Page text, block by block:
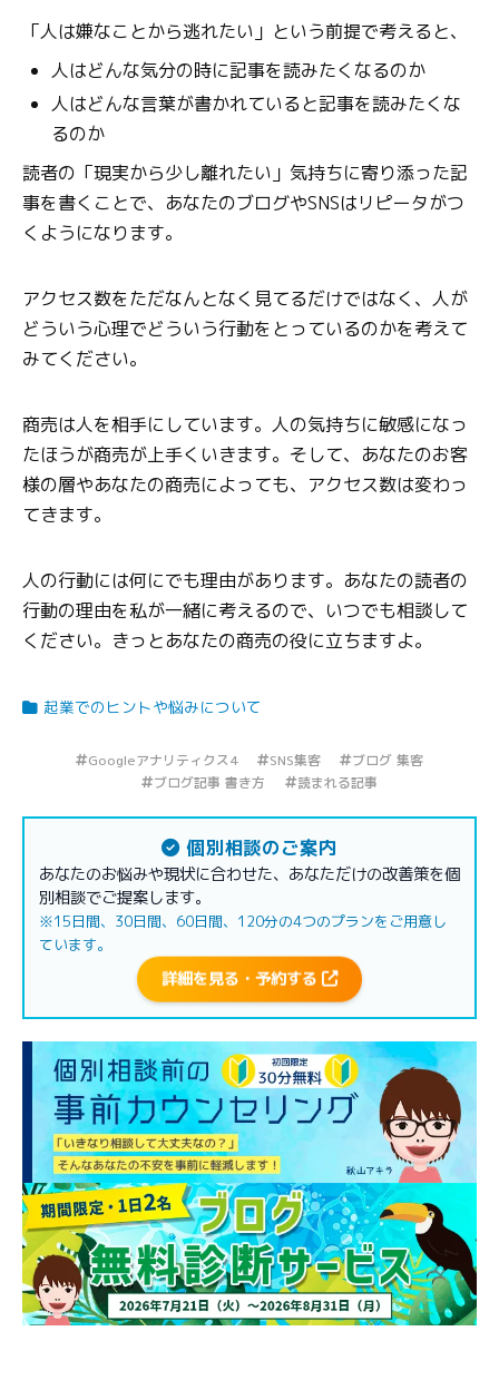
「人は嫌なことから逃れたい」という前提で考えると、
人はどんな気分の時に記事を読みたくなるのか
人はどんな言葉が書かれていると記事を読みたくな
るのか
読者の「現実から少し離れたい」気持ちに寄り添った記
事を書くことで、あなたのブログやSNSはリピータがつ
くようになります。
アクセス数をただなんとなく見てるだけではなく、人が
どういう心理でどういう行動をとっているのかを考えて
みてください。
商売は人を相手にしています。人の気持ちに敏感になっ
たほうが商売が上手くいきます。そして、あなたのお客
様の層やあなたの商売によっても、アクセス数は変わっ
てきます。
人の行動には何にでも理由があります。あなたの読者の
行動の理由を私が一緒に考えるので、いつでも相談して
ください。きっとあなたの商売の役に立ちますよ。
起業でのヒントや悩みについて
Googleアナリティクス4 SNS集客
ブログ 集客
ブログ記事 書き方
読まれる記事
個別相談のご案内
あなたのお悩みや現状に合わせた、あなただけの改善策を個
別相談でご提案します。
※15日間、30日間、60日間、120分の4つのプランをご用意し
ています。
詳細を見る・予約する